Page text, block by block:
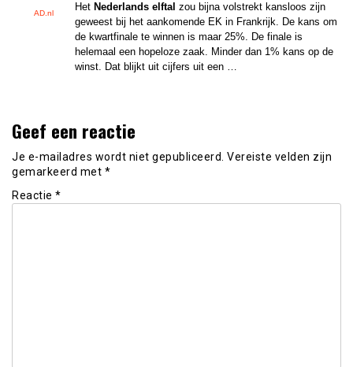
AD.nl
Het Nederlands elftal zou bijna volstrekt kansloos zijn
geweest bij het aankomende EK in Frankrijk. De kans om
de kwartfinale te winnen is maar 25%. De finale is
helemaal een hopeloze zaak. Minder dan 1% kans op de
winst. Dat blijkt uit cijfers uit een …
Geef een reactie
Je e-mailadres wordt niet gepubliceerd. Vereiste velden zijn
gemarkeerd met *
Reactie *